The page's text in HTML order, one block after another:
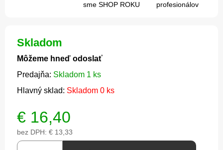
sme SHOP ROKU
profesionálov
Skladom
Môžeme hneď odoslať
Predajňa: Skladom 1 ks
Hlavný sklad: Skladom 0 ks
€ 16,40
bez DPH: € 13,33